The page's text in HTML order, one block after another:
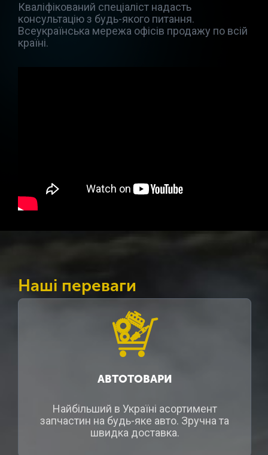
Кваліфікований спеціаліст надасть
консультацію з будь-якого питання.
Всеукраїнська мережа офісів продажу по всій
країні.
Наші переваги
АВТОТОВАРИ
Найбільший в Україні асортимент
запчастин на будь-яке авто. Зручна та
швидка доставка.